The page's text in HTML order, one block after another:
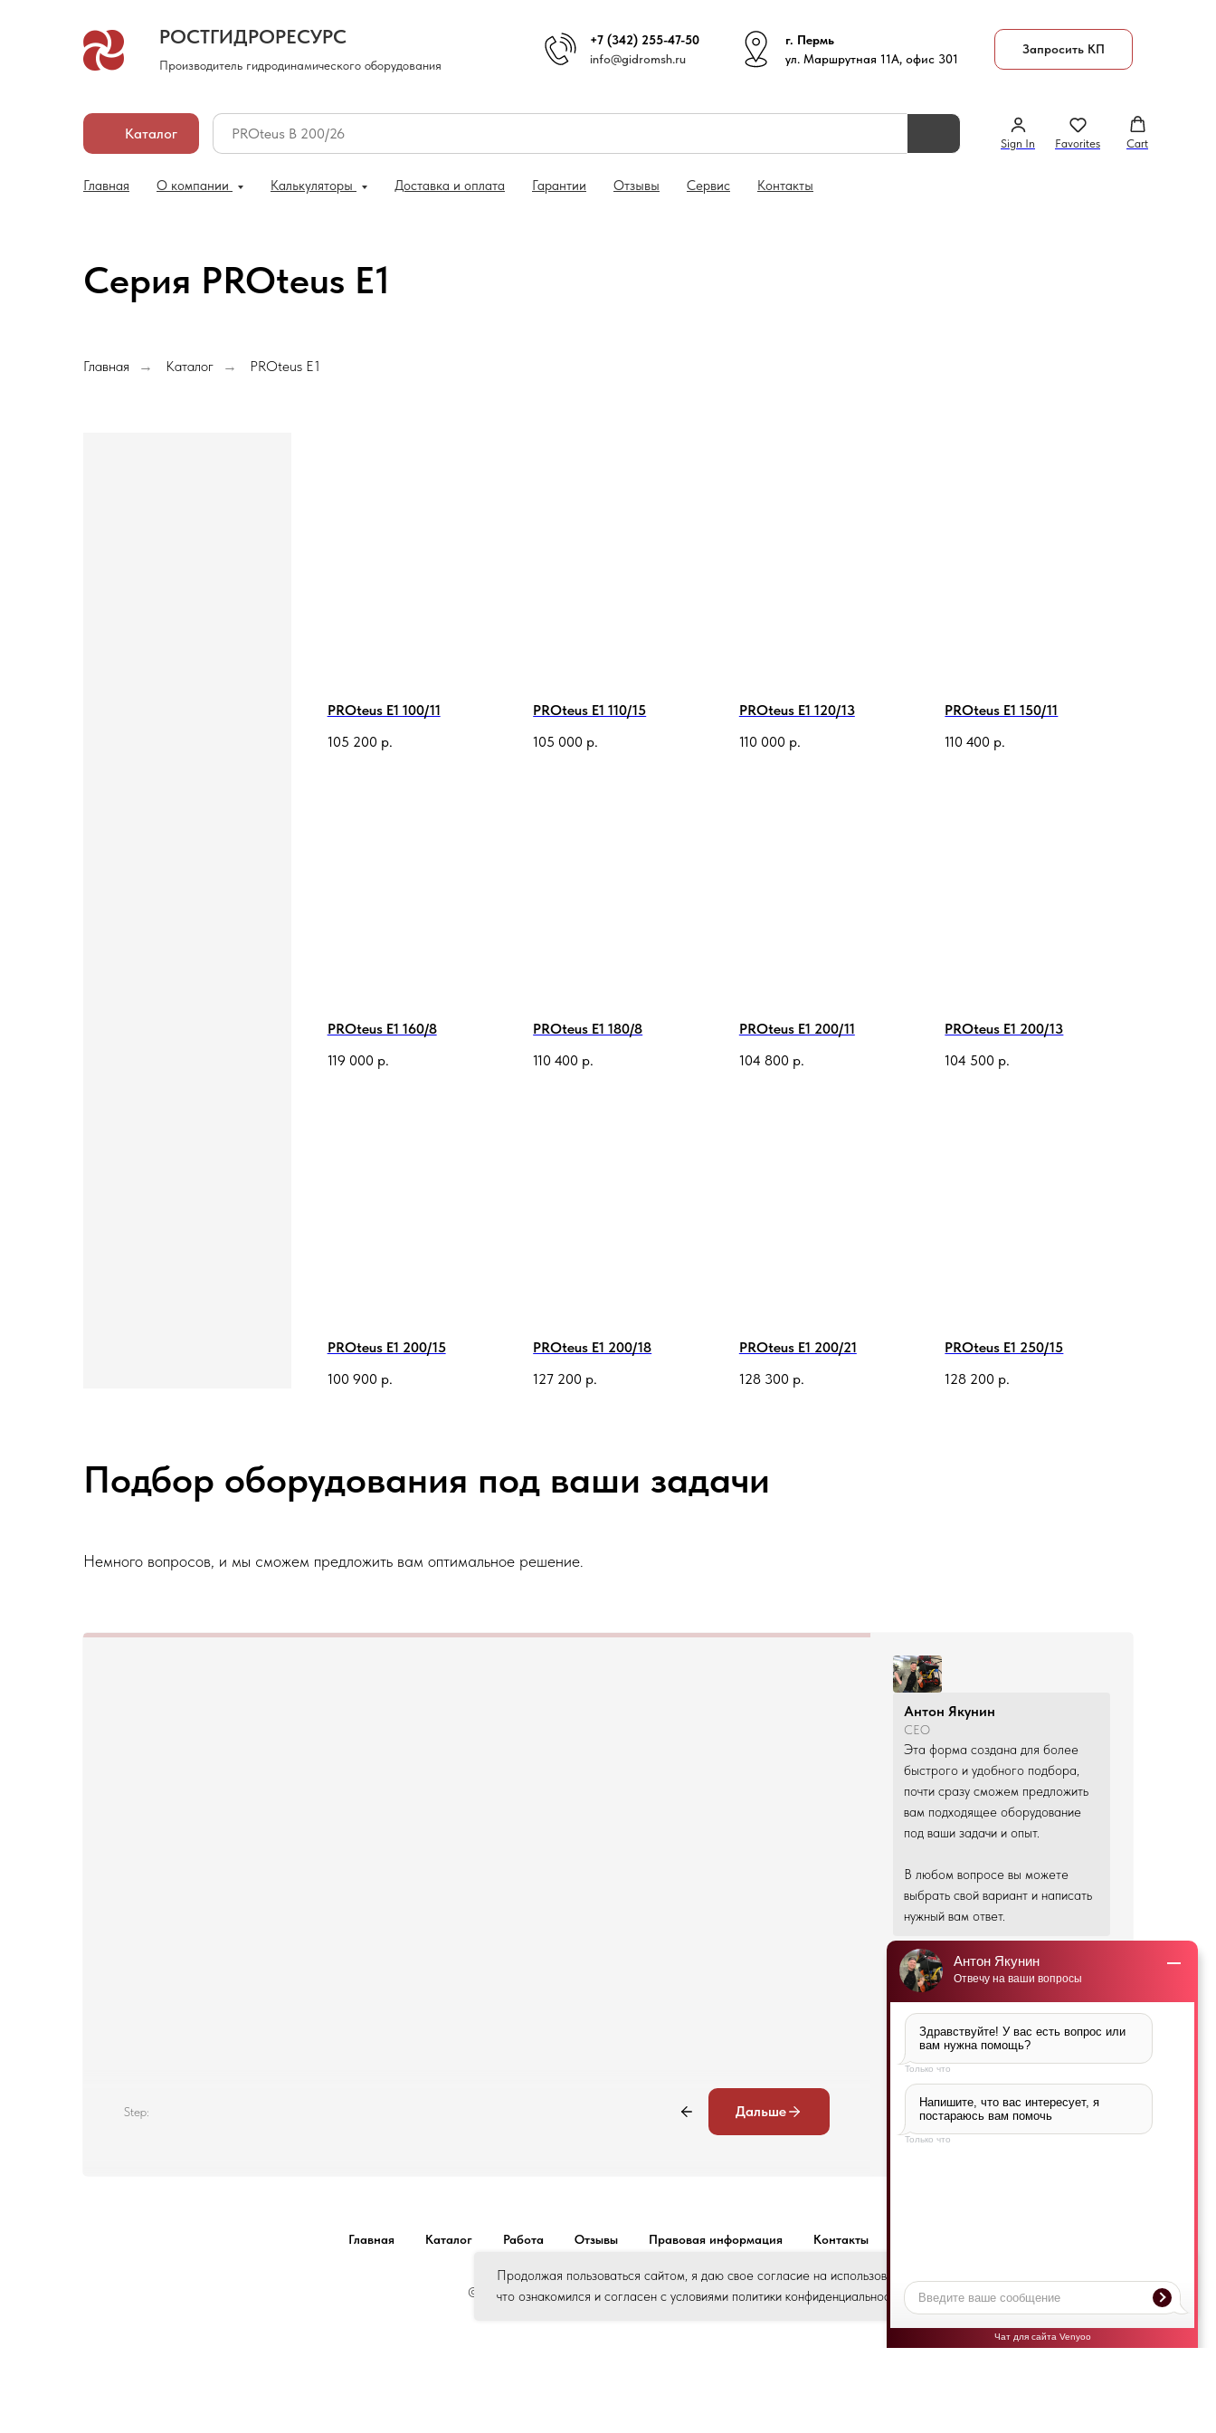
РОСТГИДРОРЕСУРС
Производитель гидродинамического оборудования
+7 (342) 255-47-50
info@gidromsh.ru
г. Пермь
ул. Маршрутная 11А, офис 301
Запросить КП
Каталог
Sign In Favorites Cart
Главная О компании Калькуляторы Доставка и оплата Гарантии Отзывы Сервис Контакты
Продолжая пользоваться сайтом, я даю свое согласие на использование файлов cookie и подтверждаю,
что ознакомился и согласен с условиями политики конфиденциальности и пользовательского соглашения.
OK
Серия PROteus E1
Главная → Каталог → PROteus E1
PROteus E1 100/11
105 200 р.
PROteus E1 110/15
105 000 р.
PROteus E1 120/13
110 000 р.
PROteus E1 150/11
110 400 р.
PROteus E1 160/8
119 000 р.
PROteus E1 180/8
110 400 р.
PROteus E1 200/11
104 800 р.
PROteus E1 200/13
104 500 р.
PROteus E1 200/15
100 900 р.
PROteus E1 200/18
127 200 р.
PROteus E1 200/21
128 300 р.
PROteus E1 250/15
128 200 р.
Подбор оборудования под ваши задачи
Немного вопросов, и мы сможем предложить вам оптимальное решение.
Антон Якунин
CEO
Эта форма создана для более
быстрого и удобного подбора,
почти сразу сможем предложить
вам подходящее оборудование
под ваши задачи и опыт.
В любом вопросе вы можете
выбрать свой вариант и написать
нужный вам ответ.
Если у вас есть техническое задание,
присылайте на почту info@gidromsh.ru
Step: Дальше
Главная Каталог Работа Отзывы Правовая информация Контакты
© Все права защищены. ООО «РостГидроРесурс»
Антон Якунин
Отвечу на ваши вопросы
Здравствуйте! У вас есть вопрос или
вам нужна помощь?
Только что
Напишите, что вас интересует, я
постараюсь вам помочь
Только что
Чат для сайта Venyoo